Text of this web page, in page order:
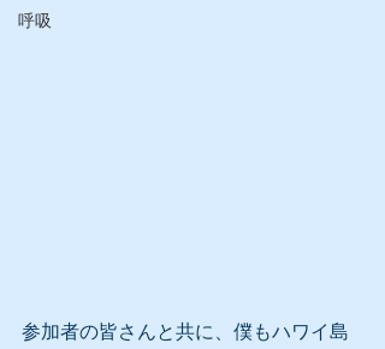
呼吸
参加者の皆さんと共に、僕もハワイ島